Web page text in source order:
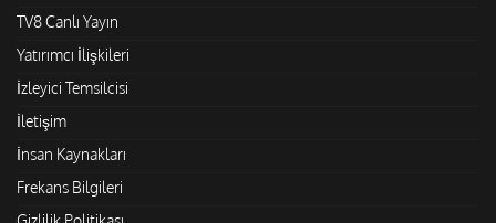
TV8 Canlı Yayın
Yatırımcı İlişkileri
İzleyici Temsilcisi
İletişim
İnsan Kaynakları
Frekans Bilgileri